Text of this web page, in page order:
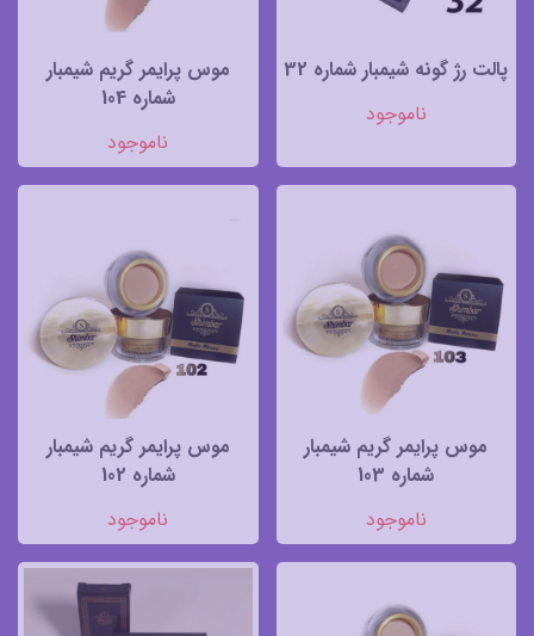
پالت رژ گونه شیمبار شماره 32
ناموجود
موس پرایمر گریم شیمبار
شماره 104
ناموجود
موس پرایمر گریم شیمبار
شماره 103
ناموجود
موس پرایمر گریم شیمبار
شماره 102
ناموجود